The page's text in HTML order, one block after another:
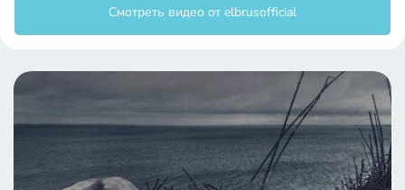
Смотреть видео от elbrusofficial